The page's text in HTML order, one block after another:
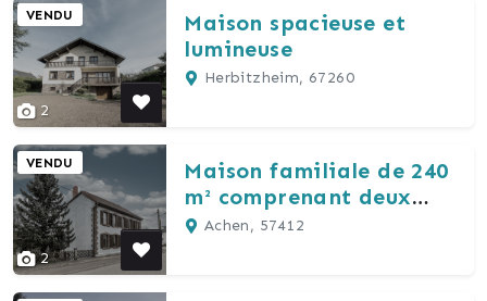
2
VENDU
Maison spacieuse et
lumineuse
Herbitzheim, 67260
2
VENDU
Maison familiale de 240
m² comprenant deux
logements
Achen, 57412